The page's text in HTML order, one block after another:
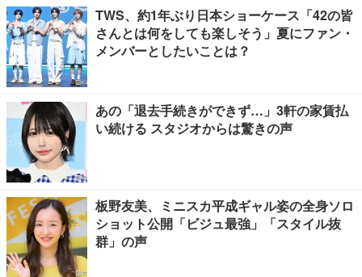
TWS、約1年ぶり日本ショーケース「42の皆
さんとは何をしても楽しそう」夏にファン・
メンバーとしたいことは？
あの「退去手続きができず…」3軒の家賃払
い続ける スタジオからは驚きの声
板野友美、ミニスカ平成ギャル姿の全身ソロ
ショット公開「ビジュ最強」「スタイル抜
群」の声